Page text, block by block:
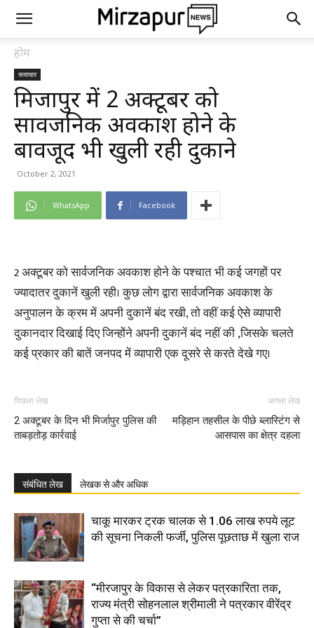
होम
समाचार
मिर्जापुर में 2 अक्टूबर को
सार्वजनिक अवकाश होने के
बावजूद भी खुली रही दुकाने
October 2, 2021
WhatsApp Facebook
2 अक्टूबर को सार्वजनिक अवकाश होने के पश्चात भी कई जगहों पर
ज्यादातर दुकानें खुली रही। कुछ लोग द्वारा सार्वजनिक अवकाश के
अनुपालन के क्रम में अपनी दुकानें बंद रखी, तो वहीं कई ऐसे व्यापारी
दुकानदार दिखाई दिए जिन्होंने अपनी दुकानें बंद नहीं की ,जिसके चलते
कई प्रकार की बातें जनपद में व्यापारी एक दूसरे से करते देखे गए।
पिछला लेख
2 अक्टूबर के दिन भी मिर्जापुर पुलिस की
ताबड़तोड़ कार्रवाई
अगला लेख
मड़िहान तहसील के पीछे ब्लास्टिंग से
आसपास का क्षेत्र दहला
संबंधित लेख लेखक से और अधिक
चाकू मारकर ट्रक चालक से 1.06 लाख रुपये लूट
की सूचना निकली फर्जी, पुलिस पूछताछ में खुला राज
“मीरजापुर के विकास से लेकर पत्रकारिता तक,
राज्य मंत्री सोहनलाल श्रीमाली ने पत्रकार वीरेंद्र
गुप्ता से की चर्चा”